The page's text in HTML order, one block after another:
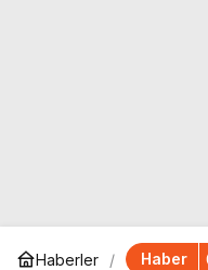
Haberler Haber